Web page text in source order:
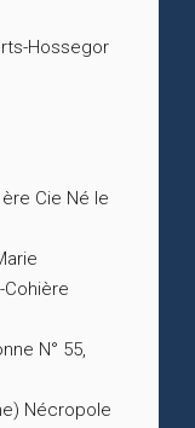
Hossegor
Cie Né le
Cohière
N° 55,
Nécropole